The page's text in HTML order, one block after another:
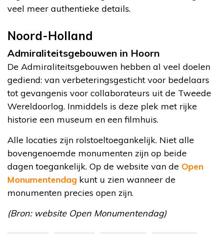
veel meer authentieke details.
Noord-Holland
Admiraliteitsgebouwen in Hoorn
De Admiraliteitsgebouwen hebben al veel doelen
gediend: van verbeteringsgesticht voor bedelaars
tot gevangenis voor collaborateurs uit de Tweede
Wereldoorlog. Inmiddels is deze plek met rijke
historie een museum en een filmhuis.
Alle locaties zijn rolstoeltoegankelijk. Niet alle
bovengenoemde monumenten zijn op beide
dagen toegankelijk. Op de website van de Open
Monumentendag kunt u zien wanneer de
monumenten precies open zijn.
(Bron: website Open Monumentendag)